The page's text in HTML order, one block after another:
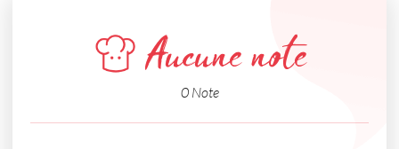
Aucune note
0 Note